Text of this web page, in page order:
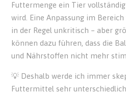
Futtermenge ein Tier
wird. Eine Anpassung im
in der Regel unkritisch – aber
können dazu führen, dass die
und Nährstoffen nicht mehr
💡 Deshalb werde ich immer
Futtermittel sehr